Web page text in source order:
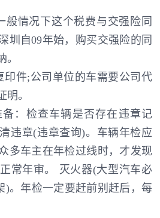
般情况下这个税费与交强险同
圳自09年始，购买交强险的同
印件;公司单位的车需要公司代
。
：检查车辆是否存在违章记
违章(违章查询)。车辆年检应
多车主在年检过线时，才发现
常年审。 灭火器(大型汽车必
)。年检一定要赶前别赶后，每